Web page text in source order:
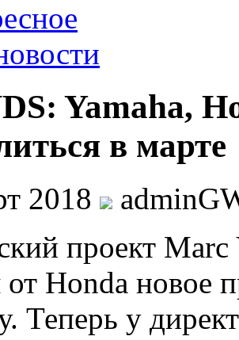
Yamaha,
в марте
2018
прoeкт
Honda новое
Теперь у